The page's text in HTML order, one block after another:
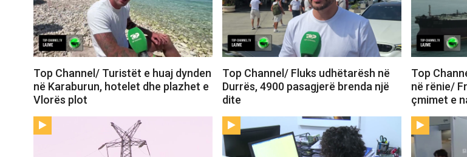
Top Channel/ Turistët e huaj dynden
në Karaburun, hotelet dhe plazhet e
Vlorës plot
Top Channel/ Fluks udhëtarësh në
Durrës, 4900 pasagjerë brenda një
dite
Top
në rënie/
çmimet e